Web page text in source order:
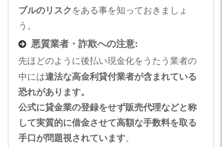
ブルのリスク をある事を知っておきましょ
う。
悪質業者・詐欺への注意:
先ほどのように後払い現金化をうたう業者の
中には違法な高金利貸付業者が含まれている
恐れがあります​。
公式に貸金業の登録をせず販売代理などと称
して実質的に借金させて高額な手数料を取る
手口が問題視されています​。